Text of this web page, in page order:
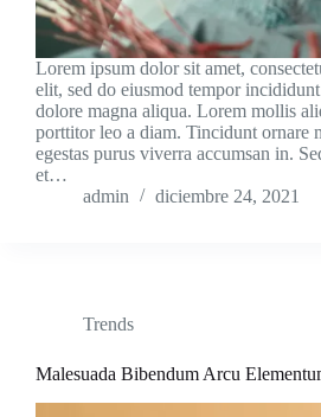
Lorem ipsum dolor sit amet,
elit, sed do eiusmod tempor
dolore magna aliqua. Lorem mollis
porttitor leo a diam. Tincidunt ornare
egestas purus viverra accumsan in.
et…
admin
diciembre 24, 2021
Trends
Malesuada Bibendum Arcu